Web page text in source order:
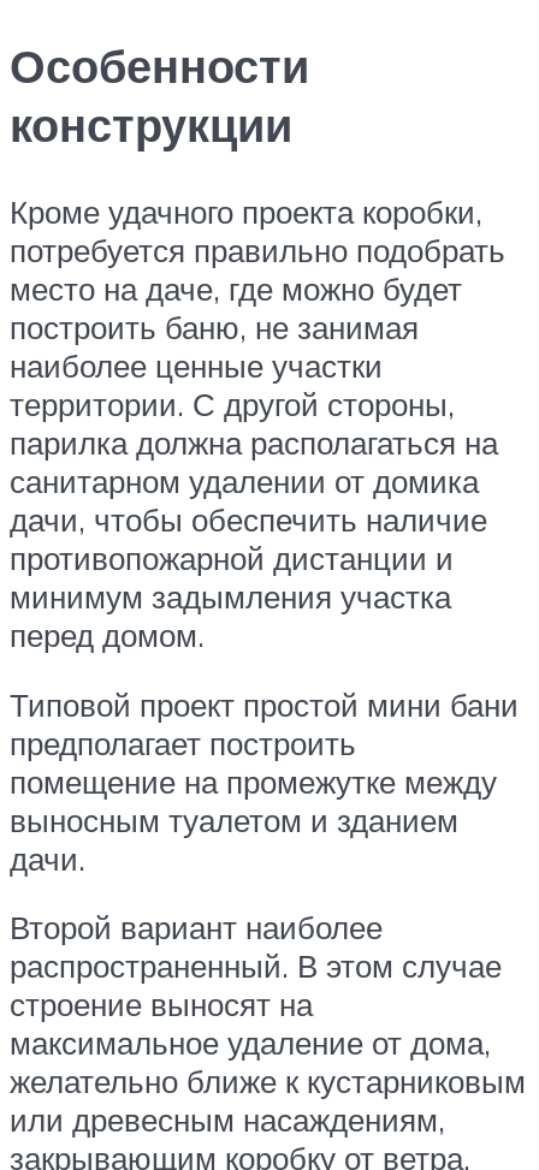
Особенности
конструкции
Кроме удачного проекта коробки,
потребуется правильно подобрать
место на даче, где можно будет
построить баню, не занимая
наиболее ценные участки
территории. С другой стороны,
парилка должна располагаться на
санитарном удалении от домика
дачи, чтобы обеспечить наличие
противопожарной дистанции и
минимум задымления участка
перед домом.
Типовой проект простой мини бани
предполагает построить
помещение на промежутке между
выносным туалетом и зданием
дачи.
Второй вариант наиболее
распространенный. В этом случае
строение выносят на
максимальное удаление от дома,
желательно ближе к кустарниковым
или древесным насаждениям,
закрывающим коробку от ветра.